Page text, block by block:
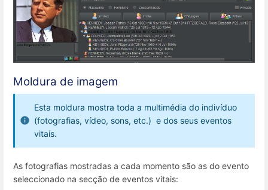
Moldura de imagem
Esta moldura mostra toda a multimédia do indivíduo
(fotografias, vídeo, sons, etc.) e dos seus eventos
vitais.
As fotografias mostradas a cada momento são as do evento
seleccionado na secção de eventos vitais: